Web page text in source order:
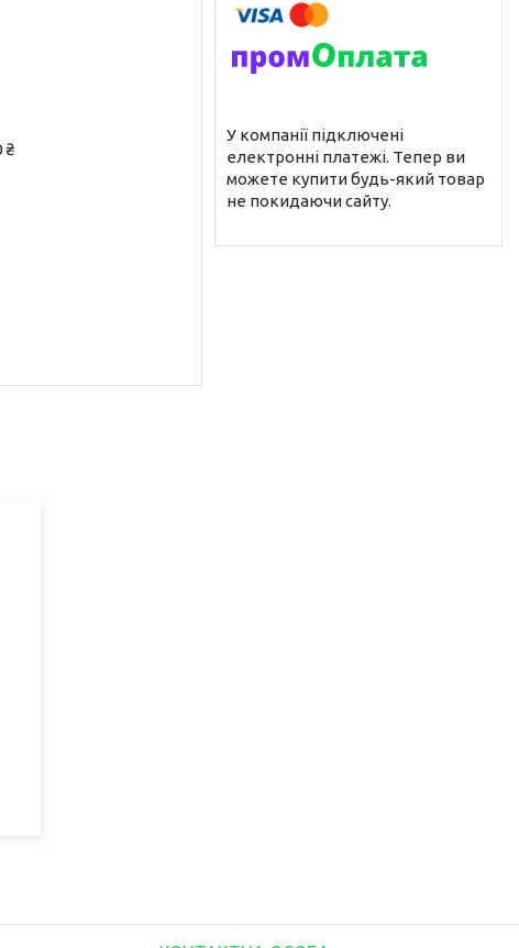
₴
У компанії підключені
електронні платежі. Тепер ви
можете купити будь-який товар
не покидаючи сайту.